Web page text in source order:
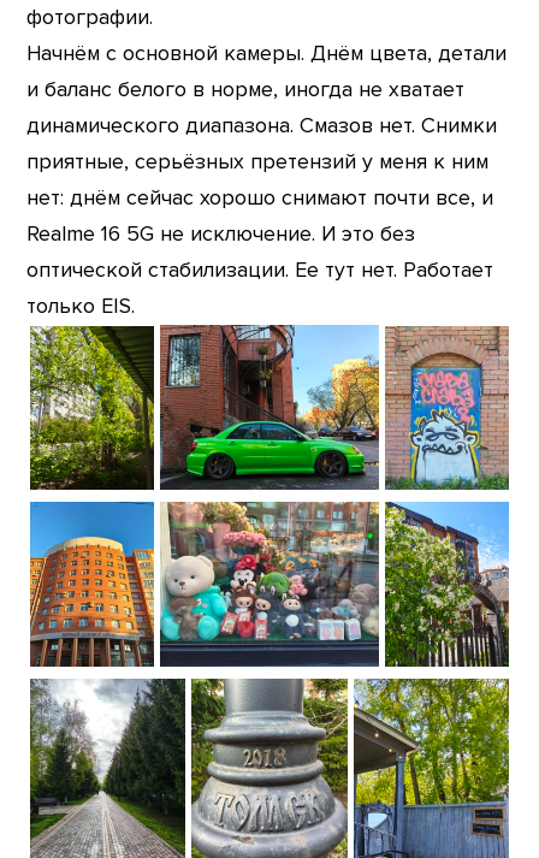
фотографии.
Начнём с основной камеры. Днём цвета, детали
и баланс белого в норме, иногда не хватает
динамического диапазона. Смазов нет. Снимки
приятные, серьёзных претензий у меня к ним
нет: днём сейчас хорошо снимают почти все, и
Realme 16 5G не исключение. И это без
оптической стабилизации. Ее тут нет. Работает
только EIS.